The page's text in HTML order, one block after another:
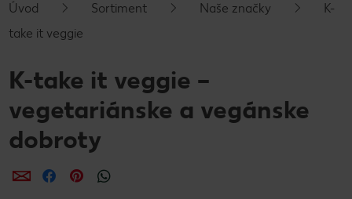
Úvod Sortiment Naše značky
K-
take it veggie
K-take it veggie –
vegetariánske a vegánske
dobroty
ZdieľaťZdieľaťZdieľať